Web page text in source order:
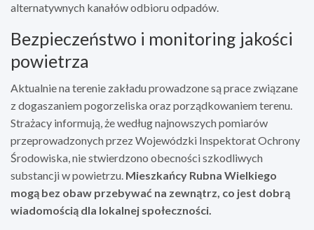
alternatywnych kanałów odbioru odpadów.
Bezpieczeństwo i monitoring jakości
powietrza
Aktualnie na terenie zakładu prowadzone są prace związane
z dogaszaniem pogorzeliska oraz porządkowaniem terenu.
Strażacy informują, że według najnowszych pomiarów
przeprowadzonych przez Wojewódzki Inspektorat Ochrony
Środowiska, nie stwierdzono obecności szkodliwych
substancji w powietrzu. Mieszkańcy Rubna Wielkiego
mogą bez obaw przebywać na zewnątrz, co jest dobrą
wiadomością dla lokalnej społeczności.